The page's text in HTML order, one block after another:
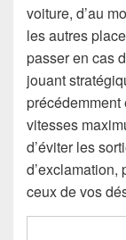
voiture, d’au
les autres
passer en cas
jouant
vitesses
d’éviter les
d’exclamation,
ceux de vos